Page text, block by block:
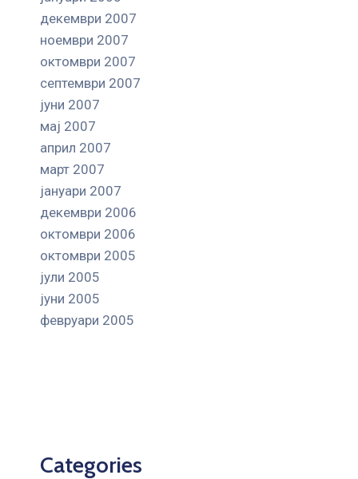
декември 2007
ноември 2007
октомври 2007
септември 2007
јуни 2007
мај 2007
април 2007
март 2007
јануари 2007
декември 2006
октомври 2006
октомври 2005
јули 2005
јуни 2005
февруари 2005
Categories